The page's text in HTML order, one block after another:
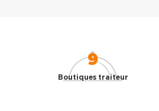
9
Boutiques traiteur